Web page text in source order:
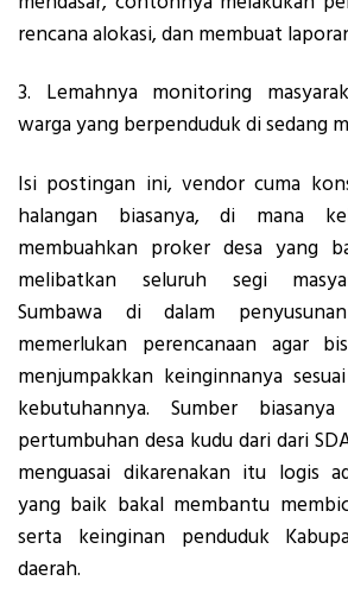
rencana alokasi, dan membuat
3. Lemahnya monitoring
warga yang berpenduduk di sedang
Isi postingan ini, vendor cuma
halangan biasanya, di mana
membuahkan proker desa yang
melibatkan seluruh segi
Sumbawa di dalam
memerlukan perencanaan agar
menjumpakkan keinginnanya
kebutuhannya. Sumber
pertumbuhan desa kudu dari dari
menguasai dikarenakan itu logis
yang baik bakal membantu
serta keinginan penduduk
daerah.